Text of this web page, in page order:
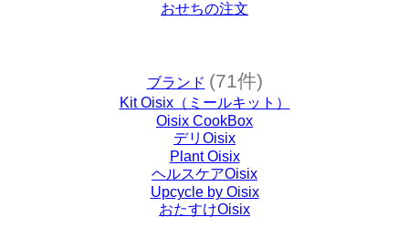
おせちの注文
ブランド (71件)
Kit Oisix（ミールキット）
Oisix CookBox
デリOisix
Plant Oisix
ヘルスケアOisix
Upcycle by Oisix
おたすけOisix